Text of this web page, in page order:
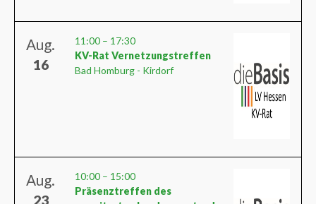
Aug.
16
11:00 – 17:30
KV-Rat Vernetzungstreffen
Bad Homburg - Kirdorf
Aug.
23
10:00 – 15:00
Präsenztreffen des